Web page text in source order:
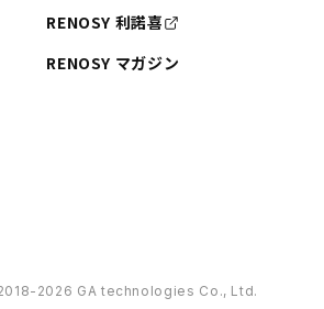
RENOSY 利諾喜
RENOSY マガジン
2026 GA technologies Co., Ltd.